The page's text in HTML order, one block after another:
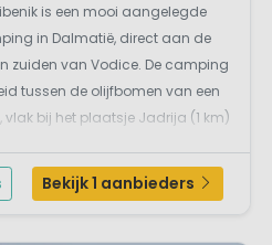
is een mooi aangelegde
in Dalmatië, direct aan de
zuiden van Vodice. De camping
tussen de olijfbomen van een
bij het plaatsje Jadrija (1 km)
en de ...
Bekijk 1 aanbieders